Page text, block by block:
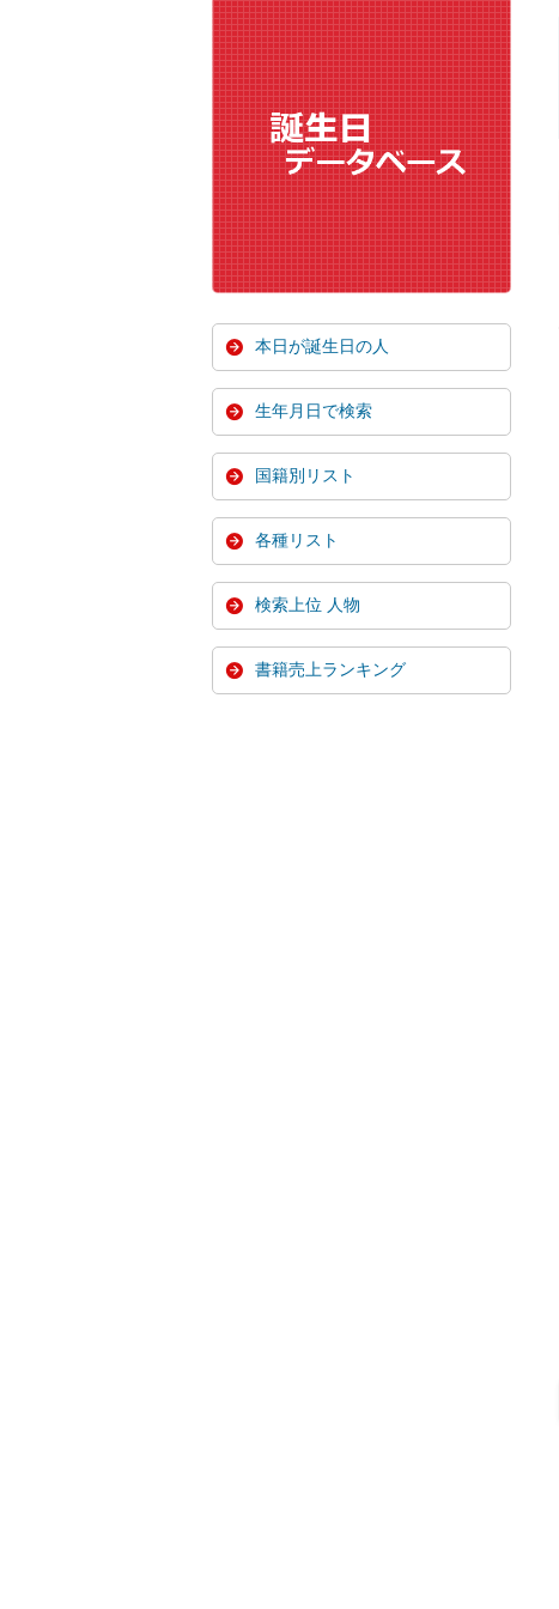
本日が誕生日の人
生年月日で検索
国籍別リスト
各種リスト
検索上位 人物
書籍売上ランキング